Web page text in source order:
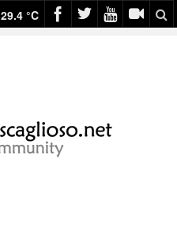
29.4 °C